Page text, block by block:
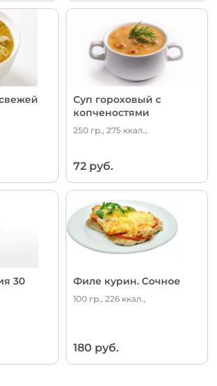
Суп гороховый с
копченостями
250 гр., 275 ккал.,
72 руб.
30 Филе курин. Сочное
100 гр., 226 ккал.,
180 руб.